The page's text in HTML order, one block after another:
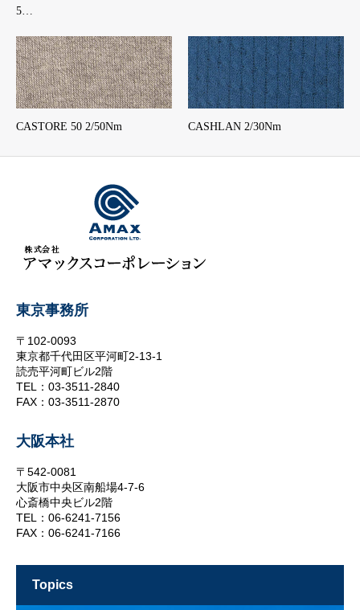
5…
CASTORE 50 2/50Nm CASHLAN 2/30Nm
東京事務所
〒102-0093
東京都千代田区平河町2-13-1
読売平河町ビル2階
TEL：03-3511-2840
FAX：03-3511-2870
大阪本社
〒542-0081
大阪市中央区南船場4-7-6
心斎橋中央ビル2階
TEL：06-6241-7156
FAX：06-6241-7166
topics